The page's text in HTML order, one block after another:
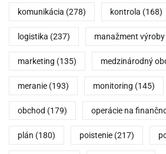
komunikácia (278) kontrola (168)
logistika (237) manažment výroby
marketing (135) medzinárodný
meranie (193) monitoring (145)
obchod (179) operácie na
plán (180) poistenie (217)